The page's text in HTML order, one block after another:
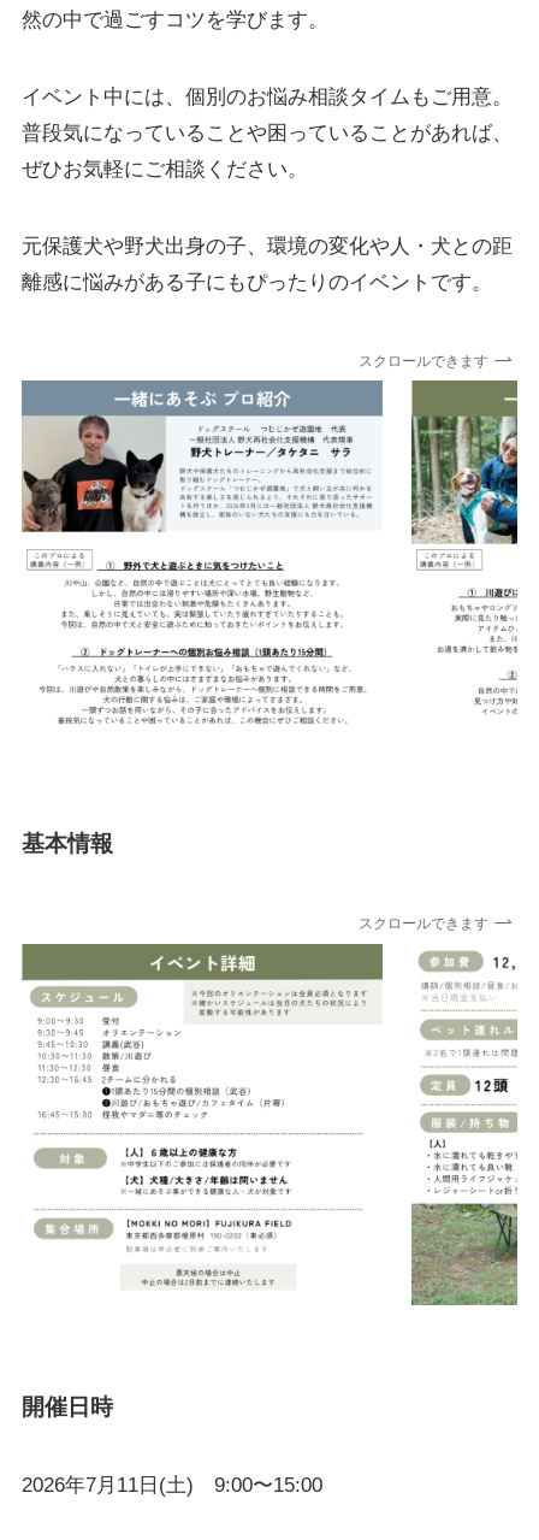
然の中で過ごすコツを学びます。
イベント中には、個別のお悩み相談タイムもご用意。
普段気になっていることや困っていることがあれば、
ぜひお気軽にご相談ください。
元保護犬や野犬出身の子、環境の変化や人・犬との距
離感に悩みがある子にもぴったりのイベントです。
スクロールできます
基本情報
スクロールできます
開催日時
2026年7月11日(土) 9:00〜15:00